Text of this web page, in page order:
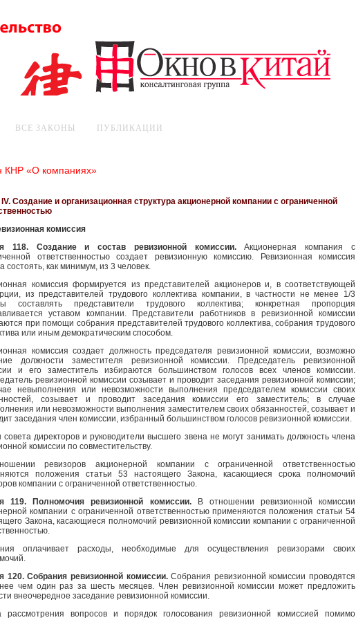
ВСЕ ЗАКОНЫ ПУБЛИКАЦИИ
КНР «О компаниях»
Создание и организационная структура акционерной компании с ограниченной
комиссия
118. Создание и состав ревизионной комиссии.Акционерная компания с
ответственностью создает ревизионную комиссию. Ревизионная комиссия
состоять, как минимум, из 3 человек.
комиссия формируется из представителей акционеров и, в соответствующей
из представителей трудового коллектива компании, в частности не менее 1/3
составлять представители трудового коллектива; конкретная пропорция
уставом компании. Представители работников в ревизионной комиссии
при помощи собрания представителей трудового коллектива, собрания трудового
или иным демократическим способом.
комиссия создает должность председателя ревизионной комиссии, возможно
должности заместителя ревизионной комиссии. Председатель ревизионной
и его заместитель избираются большинством голосов всех членов комиссии.
ревизионной комиссии созывает и проводит заседания ревизионной комиссии;
невыполнения или невозможности выполнения председателем комиссии своих
созывает и проводит заседания комиссии его заместитель; в случае
или невозможности выполнения заместителем своих обязанностей, созывает и
заседания член комиссии, избранный большинством голосов ревизионной комиссии.
директоров и руководители высшего звена не могут занимать должность члена
комиссии по совместительству.
ревизоров акционерной компании с ограниченной ответственностью
положения статьи 53 настоящего Закона, касающиеся срока полномочий
компании с ограниченной ответственностью.
119. Полномочия ревизионной комиссии. В отношении ревизионной комиссии
компании с ограниченной ответственностью применяются положения статьи 54
Закона, касающиеся полномочий ревизионной комиссии компании с ограниченной
оплачивает расходы, необходимые для осуществления ревизорами своих
120. Собрания ревизионной комиссии.Собрания ревизионной комиссии проводятся
чем один раз за шесть месяцев. Член ревизионной комиссии может предложить
внеочередное заседание ревизионной комиссии.
рассмотрения вопросов и порядок голосования ревизионной комиссией помимо